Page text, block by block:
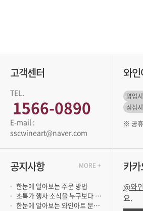
고객센터
TEL.
1566-0890
sscwineart@naver.com
와
영업
점심
※ 공
공지사항
한눈에 알아보는 주문 방법
초특가 행사 소식을 누구보다 빨리 듣고 싶..
한눈에 알아보는 와인아트 문의 방법
MORE + 카
@와
요.